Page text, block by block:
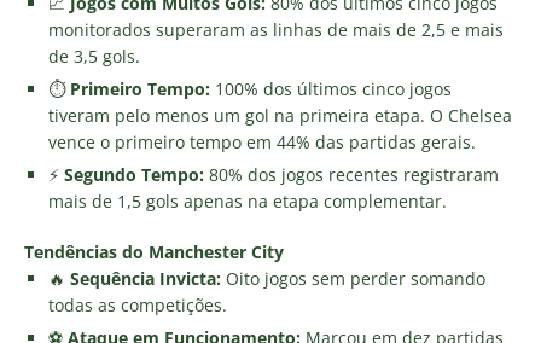
monitorados superaram as linhas de mais de 2,5 e mais
de 3,5 gols.
⏱️ Primeiro Tempo: 100% dos últimos cinco jogos
tiveram pelo menos um gol na primeira etapa. O Chelsea
vence o primeiro tempo em 44% das partidas gerais.
⚡ Segundo Tempo: 80% dos jogos recentes registraram
mais de 1,5 gols apenas na etapa complementar.
Tendências do Manchester City
🔥 Sequência Invicta: Oito jogos sem perder somando
todas as competições.
⚽ Ataque em Funcionamento: Marcou em dez partidas